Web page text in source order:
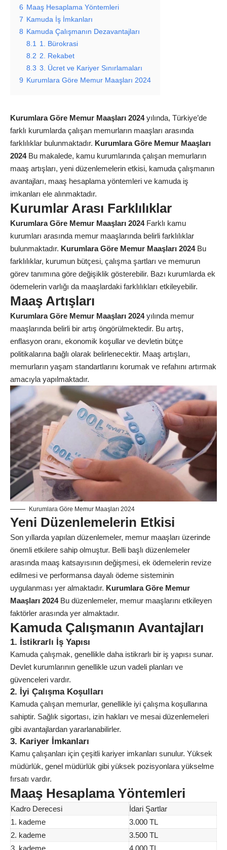
6 Maaş Hesaplama Yöntemleri
7 Kamuda İş İmkanları
8 Kamuda Çalışmanın Dezavantajları
8.1
1. Bürokrasi
8.2 2. Rekabet
8.3 3. Ücret ve Kariyer Sınırlamaları
9 Kurumlara Göre Memur Maaşları 2024
Kurumlara Göre Memur Maaşları 2024yılında, Türkiye’de
farklı kurumlarda çalışan memurların maaşları arasında
farklılıklar bulunmaktadır. Kurumlara Göre Memur Maaşları
2024Bu makalede, kamu kurumlarında çalışan memurların
maaş artışları, yeni düzenlemelerin etkisi, kamuda çalışmanın
avantajları, maaş hesaplama yöntemleri ve kamuda iş
imkanları ele alınmaktadır.
Kurumlar Arası Farklılıklar
Kurumlara Göre Memur Maaşları 2024Farklı kamu
kurumları arasında memur maaşlarında belirli farklılıklar
bulunmaktadır. Kurumlara Göre Memur Maaşları 2024Bu
farklılıklar, kurumun bütçesi, çalışma şartları ve memurun
görev tanımına göre değişiklik gösterebilir. Bazı kurumlarda ek
ödemelerin varlığı da maaşlardaki farklılıkları etkileyebilir.
Maaş Artışları
Kurumlara Göre Memur Maaşları 2024yılında memur
maaşlarında belirli bir artış öngörülmektedir. Bu artış,
enflasyon oranı, ekonomik koşullar ve devletin bütçe
politikalarına bağlı olarak belirlenecektir. Maaş artışları,
memurların yaşam standartlarını korumak ve refahını artırmak
amacıyla yapılmaktadır.
Kurumlara Göre Memur Maaşları 2024
Yeni Düzenlemelerin Etkisi
Son yıllarda yapılan düzenlemeler, memur maaşları üzerinde
önemli etkilere sahip olmuştur. Belli başlı düzenlemeler
arasında maaş katsayısının değişmesi, ek ödemelerin revize
edilmesi ve performansa dayalı ödeme sisteminin
uygulanması yer almaktadır. Kurumlara Göre Memur
Maaşları 2024Bu düzenlemeler, memur maaşlarını etkileyen
faktörler arasında yer almaktadır.
Kamuda Çalışmanın Avantajları
1. İstikrarlı İş Yapısı
Kamuda çalışmak, genellikle daha istikrarlı bir iş yapısı sunar.
Devlet kurumlarının genellikle uzun vadeli planları ve
güvenceleri vardır.
2. İyi Çalışma Koşulları
Kamuda çalışan memurlar, genellikle iyi çalışma koşullarına
sahiptir. Sağlık sigortası, izin hakları ve mesai düzenlemeleri
gibi avantajlardan yararlanabilirler.
3. Kariyer İmkanları
Kamu çalışanları için çeşitli kariyer imkanları sunulur. Yüksek
müdürlük, genel müdürlük gibi yüksek pozisyonlara yükselme
fırsatı vardır.
Maaş Hesaplama Yöntemleri
Kadro Derecesi
İdari Şartlar
1. kademe
3.000 TL
2. kademe
3.500 TL
3. kademe
4.000 TL